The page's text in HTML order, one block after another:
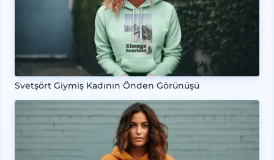
Svetşört Giymiş Kadının Önden Görünüşü